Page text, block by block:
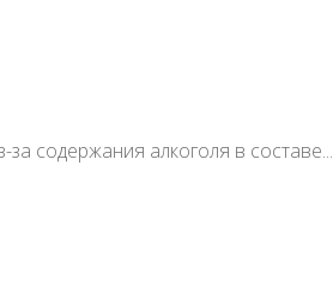
за содержания алкоголя в составе...